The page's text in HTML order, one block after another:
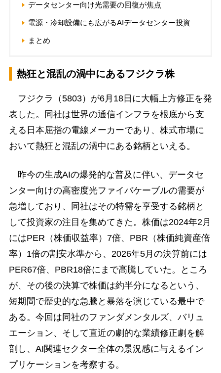
データセンター向け光需要の回復が焦点
電源・冷却設備にも広がるAIデータセンター投資
まとめ
熱狂と混乱の渦中にあるフジクラ株
フジクラ（5803）が6月18日に大幅上方修正を発
表した。同社は世界の通信インフラを根底から支
える日本屈指の電線メーカーであり、株式市場に
おいて熱狂と混乱の渦中にある銘柄といえる。
昨今の生成AIの爆発的な普及に伴い、データセ
ンター向けの高密度光ファイバケーブルの需要が
急増しており、同社はその特需を享受する銘柄と
して投資家の注目を集めてきた。株価は2024年2月
にはPER（株価収益率）7倍、PBR（株価純資産倍
率）1倍の割安水準から、2026年5月の決算前には
PER67倍、PBR18倍にまで高騰していた。ところ
が、その後の決算で株価は約半分になるという、
短期間で歴史的な急騰と暴落を演じている最中で
ある。今回は同社のファンダメンタルズ、バリュ
エーション、そして直近の劇的な業績修正劇を解
剖し、AI関連セクター全体の景況感に与えるイン
プリケーションを考察する。